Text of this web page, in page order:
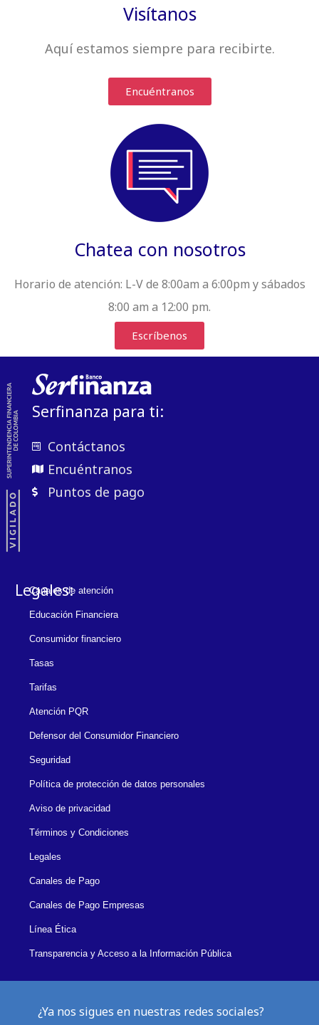
Visítanos
Aquí estamos siempre para recibirte.
Encuéntranos
Chatea con nosotros
Horario de atención: L-V de 8:00am a 6:00pm y sábados
8:00 am a 12:00 pm.
Escríbenos
Serfinanza para ti:
Contáctanos
Encuéntranos
Puntos de pago
Legales:
Canales de atención
Educación Financiera
Consumidor financiero
Tasas
Tarifas
Atención PQR
Defensor del Consumidor Financiero
Seguridad
Política de protección de datos personales
Aviso de privacidad
Términos y Condiciones
Legales
Canales de Pago
Canales de Pago Empresas
Línea Ética
Transparencia y Acceso a la Información Pública
¿Ya nos sigues en nuestras redes sociales?